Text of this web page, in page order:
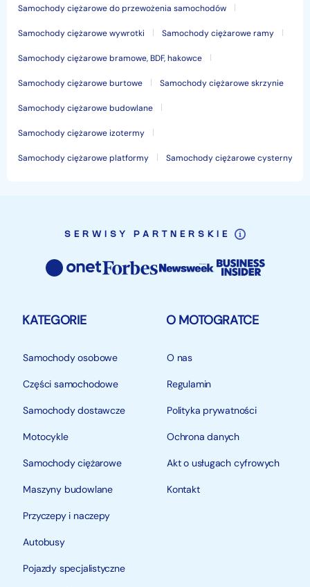
Samochody ciężarowe do przewożenia samochodów
Samochody ciężarowe wywrotki Samochody ciężarowe ramy
Samochody ciężarowe bramowe, BDF, hakowce
Samochody ciężarowe burtowe Samochody ciężarowe skrzynie
Samochody ciężarowe budowlane
Samochody ciężarowe izotermy
Samochody ciężarowe platformy Samochody ciężarowe cysterny
SERWISY PARTNERSKIE
KATEGORIE
Samochody osobowe
Części samochodowe
Samochody dostawcze
Motocykle
Samochody ciężarowe
Maszyny budowlane
Przyczepy i naczepy
Autobusy
Pojazdy specjalistyczne
O MOTOGRATCE
O nas
Regulamin
Polityka prywatności
Ochrona danych
Akt o usługach cyfrowych
Kontakt